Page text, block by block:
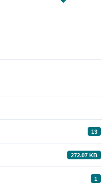
13
272.07 KB
1